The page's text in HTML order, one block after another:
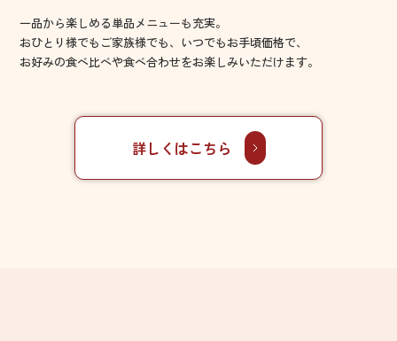
一品から楽しめる単品メニューも充実。
おひとり様でもご家族様でも、いつでもお手頃価格で、
お好みの食べ比べや食べ合わせをお楽しみいただけます。
詳しくはこちら